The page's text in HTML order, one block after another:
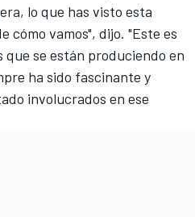
lo que has visto esta
cómo vamos", dijo. "Este es
que se están produciendo en
ha sido fascinante y
involucrados en ese